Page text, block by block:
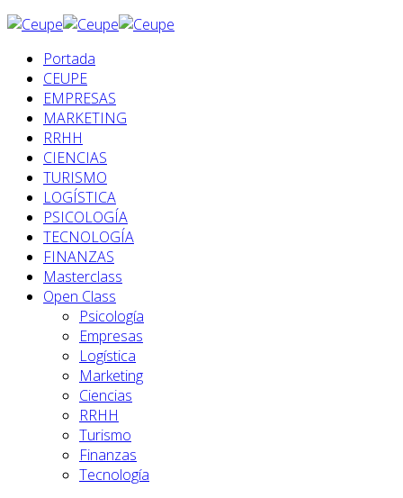
Portada
CEUPE
EMPRESAS
MARKETING
RRHH
CIENCIAS
TURISMO
LOGÍSTICA
PSICOLOGÍA
TECNOLOGÍA
FINANZAS
Masterclass
Open Class
Psicología
Empresas
Logística
Marketing
Ciencias
RRHH
Turismo
Finanzas
Tecnología